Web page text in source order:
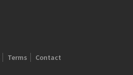
Terms Contact